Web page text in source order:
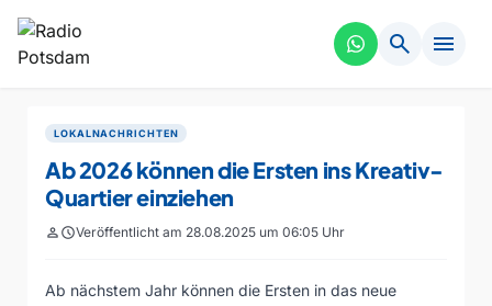
search menu
LOKALNACHRICHTEN
Ab 2026 können die Ersten ins Kreativ-
Quartier einziehen
personscheduleVeröffentlicht am 28.08.2025 um 06:05 Uhr
Ab nächstem Jahr können die Ersten in das neue